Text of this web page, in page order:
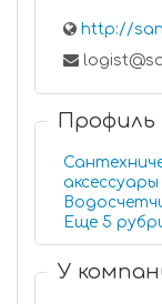
http://
Профиль
аксессуары
Еще 5
У